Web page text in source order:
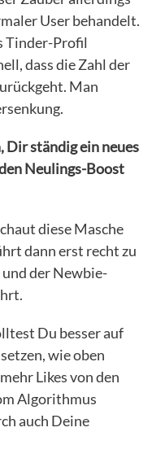
User behandelt.
Tinder-Profil
dass die Zahl der
Man
Dir ständig ein neues
Neulings-Boost
diese Masche
dann erst recht zu
der Newbie-
Du besser auf
wie oben
Likes von den
Algorithmus
auch Deine